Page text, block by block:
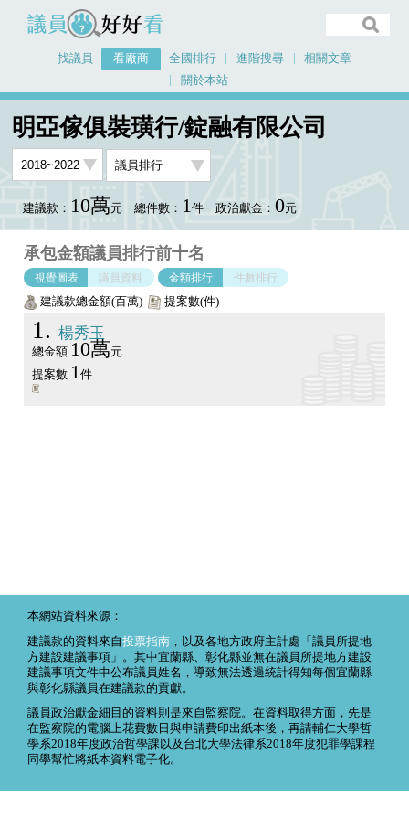
議員好好看
找議員 看廠商 全國排行 進階搜尋
相關文章
關於本站
明亞傢俱裝璜行/錠融有限公司
建議款： 10萬元 總件數： 1件 政治獻金： 0元
承包金額議員排行前十名
視覺圖表 議員資料 金額排行 件數排行
建議款總金額(百萬) 提案數(件)
1 楊秀玉
總金額 10萬元
提案數 1件
本網站資料來源：
建議款的資料來自投票指南 ，以及各地方政府主計處「議員所提地
方建設建議事項」。其中宜蘭縣、彰化縣並無在議員所提地方建設
建議事項文件中公布議員姓名，導致無法透過統計得知每個宜蘭縣
與彰化縣議員在建議款的貢獻。
議員政治獻金細目的資料則是來自監察院。在資料取得方面，先是
在監察院的電腦上花費數日與申請費印出紙本後，再請輔仁大學哲
學系2018年度政治哲學課以及台北大學法律系2018年度犯罪學課程
同學幫忙將紙本資料電子化。